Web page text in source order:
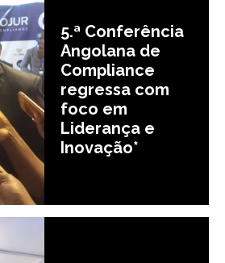
5.ª Conferência
Angolana de
Compliance
regressa com
foco em
Liderança e
Inovação*